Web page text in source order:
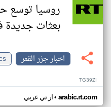
روسيا توسع
بعثات جديدة في 4 دول
اخبار جزر القمر
TG39ZI
ار تي عربي• arabic.rt.com